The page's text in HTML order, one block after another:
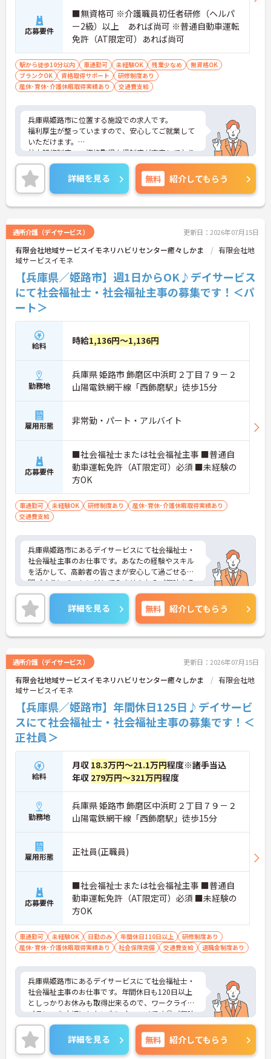
応募要件
■無資格可 ※介護職員初任者研修（ヘルパ
ー2級）以上 あれば尚可 ※普通自動車運転
免許（AT限定可）あれば尚可
駅から徒歩10分以内 車通勤可 未経験OK 残業少なめ
無資格OK
ブランクOK
資格取得サポート
研修制度あり
産休･育休･介護休暇取得実績あり
交通費支給
兵庫県姫路市に位置する施設での求人です。
福利厚生が整っていますので、安心してご就業して
いただけます。
社内研修制度、・資格取得支援制度が充実しており
ますので、無資格・未経験の方でも安心です！
また、週3日からの勤務が可能とご都合に合わせた
働き方が出来ます。
ご興味のある方には、面接対策ポイントなど、さら
に詳細をお話しいたしますので、お気軽にご相談く
詳細を見る 無料 紹介してもらう
通所介護（デイサービス） 更新日：2026年07月15日
有限会社地域サービスイモネリハビリセンター癒々しかま
有限会社地
域サービスイモネ
【兵庫県／姫路市】週1日からOK♪デイサービス
にて社会福祉士・社会福祉主事の募集です！＜パ
ート＞
給料 時給1,136円～1,136円
勤務地
兵庫県 姫路市 飾磨区中浜町２丁目７９－２
山陽電鉄網干線「西飾磨駅」徒歩15分
雇用形態 非常勤・パート・アルバイト
応募要件
■社会福祉士または社会福祉主事 ■普通自
動車運転免許（AT限定可）必須 ■未経験の
方OK
車通勤可 未経験OK 研修制度あり
産休･育休･介護休暇取得実績あり
交通費支給
兵庫県姫路市にあるデイサービスにて社会福祉士・
社会福祉主事のお仕事です。あなたの経験やスキル
を活かして、高齢者の皆さまが安心して過ごせる空
間づくりにチャレンジしてみませんか？ご興味ある
方には、面接対策ポイントなど、さらに詳細をお話
しいたしますのでお気軽にご相談ください。
詳細を見る 無料 紹介してもらう
通所介護（デイサービス） 更新日：2026年07月15日
有限会社地域サービスイモネリハビリセンター癒々しかま
有限会社地
域サービスイモネ
【兵庫県／姫路市】年間休日125日♪デイサービ
スにて社会福祉士・社会福祉主事の募集です！＜
正社員＞
給料
月収 18.3万円～21.1万円程度※諸手当込
年収 279万円～321万円程度
勤務地
兵庫県 姫路市 飾磨区中浜町２丁目７９－２
山陽電鉄網干線「西飾磨駅」徒歩15分
雇用形態 正社員(正職員)
応募要件
■社会福祉士または社会福祉主事 ■普通自
動車運転免許（AT限定可）必須 ■未経験の
方OK
車通勤可 未経験OK 日勤のみ 年間休日110日以上
研修制度あり
産休･育休･介護休暇取得実績あり
社会保険完備 交通費支給 退職金制度あり
兵庫県姫路市にあるデイサービスにて社会福祉士・
社会福祉主事のお仕事です。年間休日も120日以上
としっかりお休みも取得出来るので、ワークライフ
バランスを大切にしたい方にオススメです◎ご興味
ある方には、面接対策ポイントなど、さらに詳細を
お話しいたしますのでお気軽にご相談ください。
詳細を見る 無料 紹介してもらう